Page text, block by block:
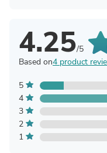
4.25/5
Based on4 product
5
4
3
2
1